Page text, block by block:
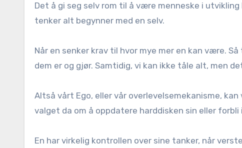
Det å gi seg selv rom til å være menneske i
tenker alt begynner med en selv.
Når en senker krav til hvor mye mer en kan være.
dem er og gjør. Samtidig, vi kan ikke tåle alt, men
Altså vårt Ego, eller vår overlevelsemekanisme,
valget da om å oppdatere harddisken sin eller
En har virkelig kontrollen over sine tanker, når